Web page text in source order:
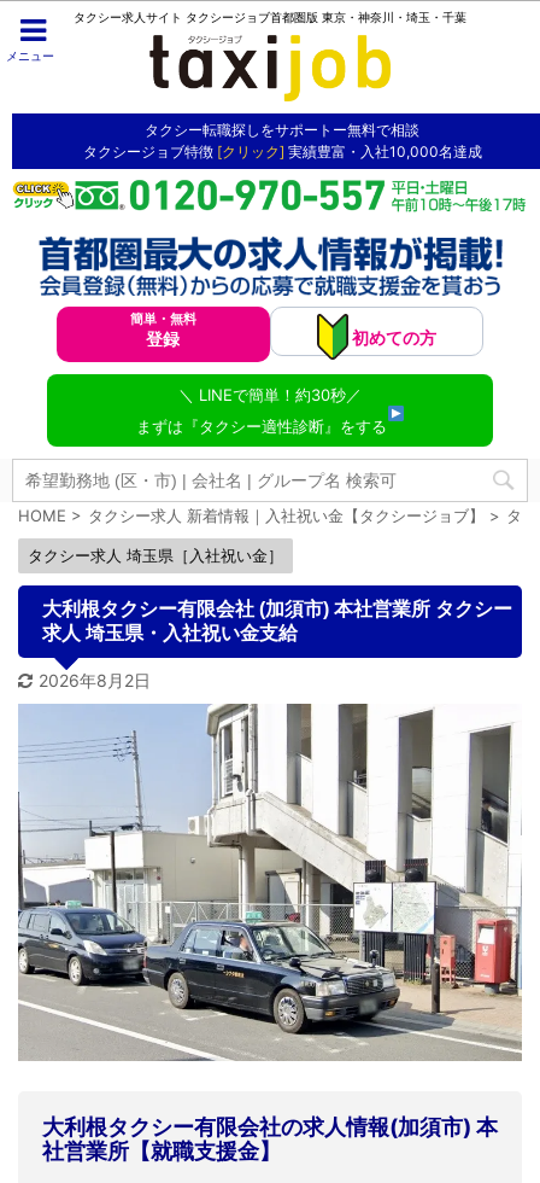
メニュー
タクシー求人サイト タクシージョブ首都圏版 東京・神奈川・埼玉・千葉
タクシー転職探しをサポートー無料で相談
タクシージョブ特徴 [クリック] 実績豊富・入社10,000名達成
簡単・無料
登録 初めての方
＼ LINEで簡単！約30秒／
まずは『タクシー適性診断』をする
HOME > タクシー求人 新着情報｜入社祝い金【タクシージョブ】 > タ
タクシー求人 埼玉県［入社祝い金］
大利根タクシー有限会社 (加須市) 本社営業所 タクシー
求人 埼玉県・入社祝い金支給
2026年8月2日
大利根タクシー有限会社の求人情報(加須市) 本
社営業所【就職支援金】